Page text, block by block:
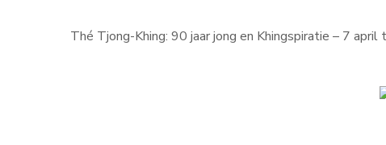
Thé Tjong-Khing: 90 jaar jong en Khingspiratie – 7